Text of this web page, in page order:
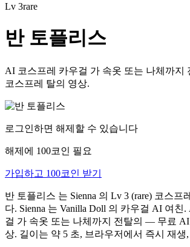
Lv 3rare
반 토플리스
AI 코스프레 카우걸 가 속옷 또는 나체까
코스프레 탈의 영상.
로그인하면 해제할 수 있습니다
해제에 100코인 필요
가입하고 100코인 받기
반 토플리스 는 Sienna 의 Lv 3 (rare) 코스프
다. Sienna 는 Vanilla Doll 의 카우걸 AI 여친
걸 가 속옷 또는 나체까지 전탈의 — 무료
상. 길이는 약 5 초, 브라우저에서 즉시 재생